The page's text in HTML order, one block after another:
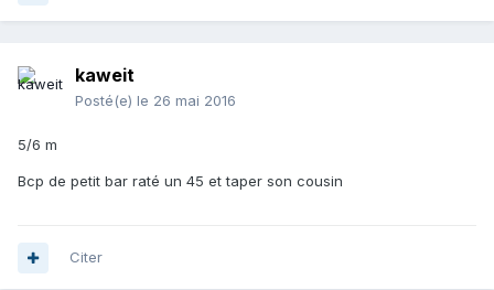
kaweit
Posté(e) le 26 mai 2016
5/6 m
Bcp de petit bar raté un 45 et taper son cousin
Citer